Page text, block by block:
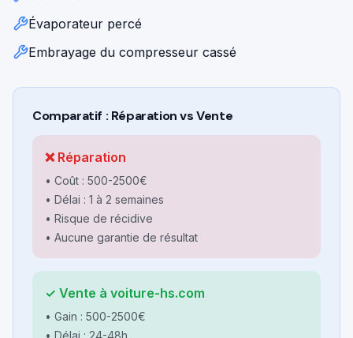
Évaporateur percé
Embrayage du compresseur cassé
Comparatif : Réparation vs Vente
❌ Réparation
• Coût : 500-2500€
• Délai : 1 à 2 semaines
• Risque de récidive
• Aucune garantie de résultat
✓ Vente à voiture-hs.com
• Gain : 500-2500€
• Délai : 24-48h